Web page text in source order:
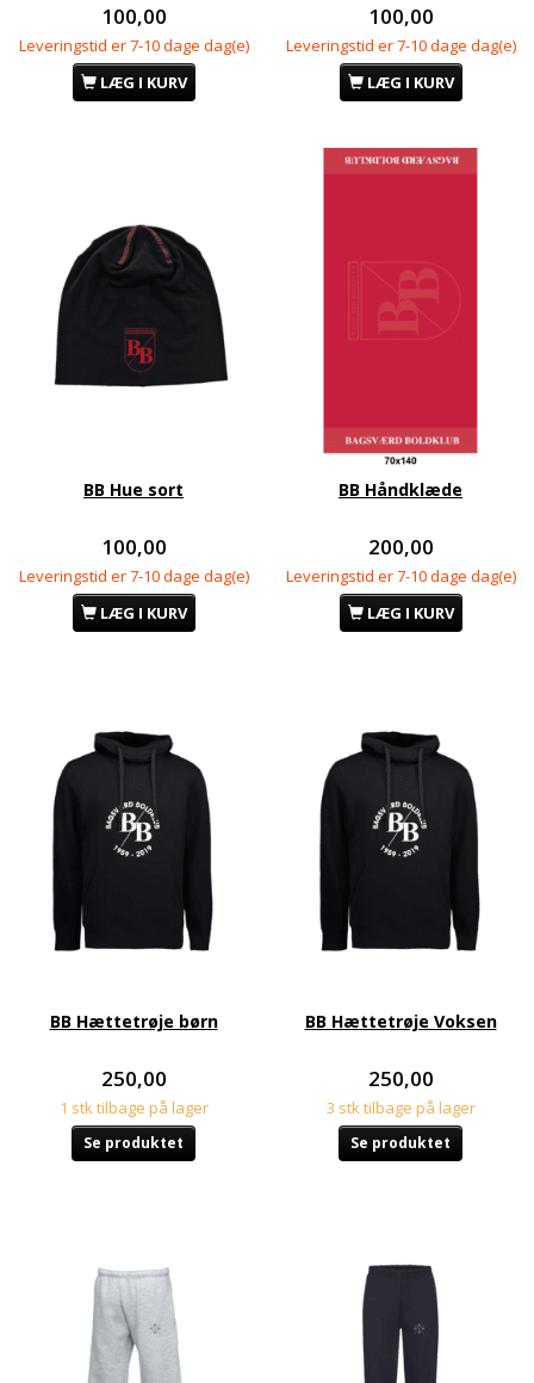
100,00
Leveringstid er 7-10 dage dag(e)
LÆG I KURV
100,00
Leveringstid er 7-10 dage dag(e)
LÆG I KURV
BB Hue sort
100,00
Leveringstid er 7-10 dage dag(e)
LÆG I KURV
BB Håndklæde
200,00
Leveringstid er 7-10 dage dag(e)
LÆG I KURV
BB Hættetrøje børn
250,00
1 stk tilbage på lager
Se produktet
BB Hættetrøje Voksen
250,00
3 stk tilbage på lager
Se produktet